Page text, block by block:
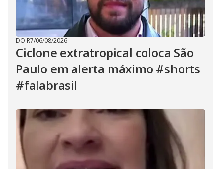
DO R7/06/08/2026
Ciclone extratropical coloca São
Paulo em alerta máximo #shorts
#falabrasil